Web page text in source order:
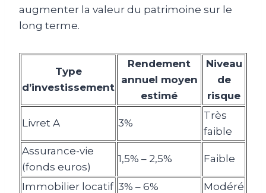
augmenter la valeur du patrimoine sur le
long terme.
Type
d’investissement
Rendement
annuel moyen
estimé
Niveau
de
risque
Livret A 3%
Très
faible
Assurance-vie
(fonds euros)
1,5% – 2,5% Faible
Immobilier locatif 3% – 6%
Modéré